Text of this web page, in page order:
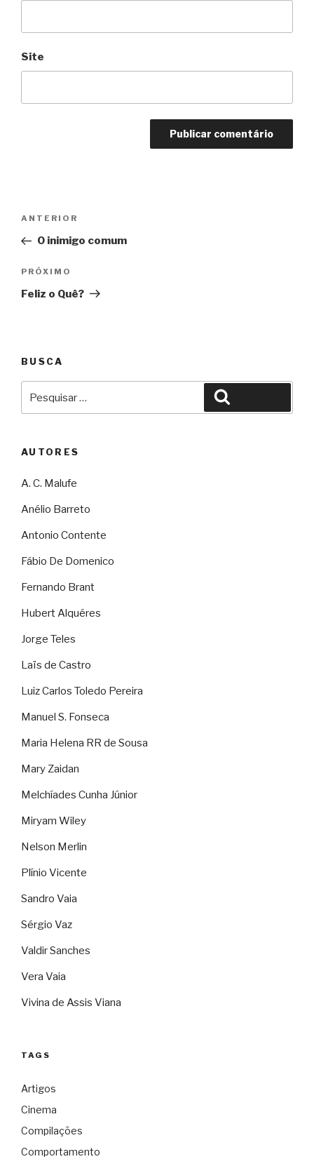
Site
Post
Anterior
ANTERIOR
O inimigo comum
Próximo
PRÓXIMO
Feliz o Quê?
BUSCA
AUTORES
A. C. Malufe
Anélio Barreto
Antonio Contente
Fábio De Domenico
Fernando Brant
Hubert Alquéres
Jorge Teles
Laïs de Castro
Luiz Carlos Toledo Pereira
Manuel S. Fonseca
Maria Helena RR de Sousa
Mary Zaidan
Melchíades Cunha Júnior
Miryam Wiley
Nelson Merlin
Plínio Vicente
Sandro Vaia
Sérgio Vaz
Valdir Sanches
Vera Vaia
Vivina de Assis Viana
TAGS
Artigos
Cinema
Compilações
Comportamento